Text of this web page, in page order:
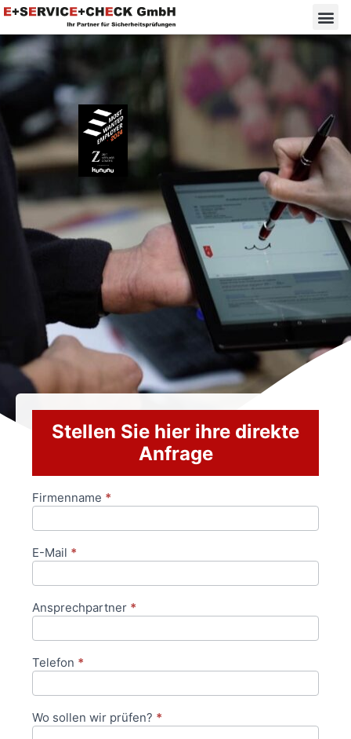
Stellen Sie hier ihre direkte
Anfrage
Anfrageformular
Firmenname *
E-Mail *
Ansprechpartner *
Telefon *
Wo sollen wir prüfen? *